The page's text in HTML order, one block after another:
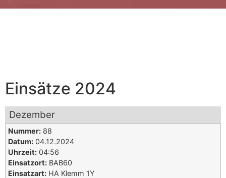
Einsätze 2024
Dezember
Nummer: 88
Datum: 04.12.2024
Uhrzeit: 04:56
Einsatzort: BAB60
Einsatzart: HA Klemm 1Y